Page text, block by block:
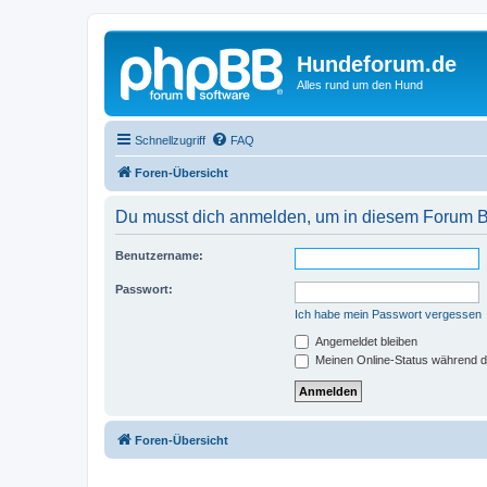
Hundeforum.de
Alles rund um den Hund
Schnellzugriff FAQ
Foren-Übersicht
Du musst dich anmelden, um in diesem Forum
Benutzername:
Passwort:
Ich habe mein Passwort vergessen
Angemeldet bleiben
Meinen Online-Status während
Foren-Übersicht